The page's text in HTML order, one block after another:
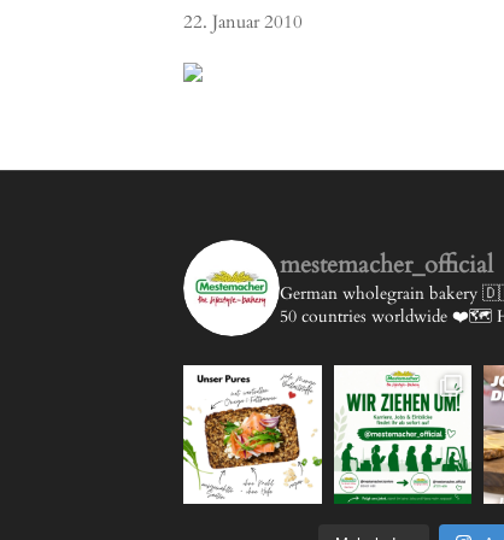
22. Januar 2010
mestemacher_official
German wholegrain bakery
50 countries worldwide ❤️🗺️